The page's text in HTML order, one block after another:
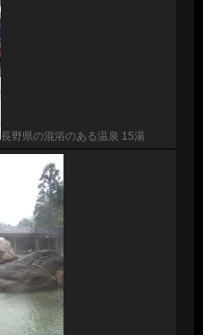
長野県の混浴のある温泉 15湯